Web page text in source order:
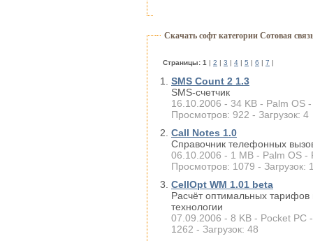
Скачать софт категории Сотовая
Cтраницы: 1 2 3 4 5 6 7
SMS Count 2 1.3
SMS-счетчик
16.10.2006 - 34 KB - Palm OS
Просмотров: 922 - Загрузок: 4
Call Notes 1.0
Справочник телефонных
06.10.2006 - 1 MB - Palm OS
Просмотров: 1079 - Загрузок:
CellOpt WM 1.01 beta
Расчёт оптимальных тарифов
технологии
07.09.2006 - 8 KB - Pocket PC
1262 - Загрузок: 48